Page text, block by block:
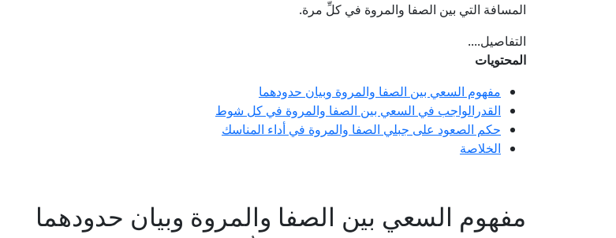
المسافة التي بين الصفا والمروة في كلِّ مرة.
التفاصيل....
المحتويات
مفهوم السعي بين الصفا والمروة وبيان حدودهما
القدرالواجب في السعي بين الصفا والمروة في كل شوط
حكم الصعود على جبلي الصفا والمروة في أداء المناسك
الخلاصة
مفهوم السعي بين الصفا والمروة وبيان حدودهما